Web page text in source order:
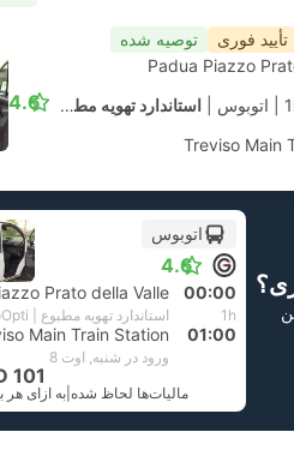
تأیید فوری توصیه شده
Padua Piazzo
اتوبوس استاندارد تهویه مطبوع
Treviso Main
4.6
اتوبوس
4.6
00:00
1h استاندارد تهویه مطبوع | GoOpti
01:00
Main Train Station
ورود در شنبه, اوت 8
101
مالیات‌ها لحاظ شده به ازای